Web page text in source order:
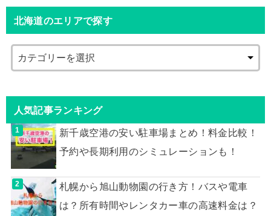
北海道のエリアで探す
人気記事ランキング
新千歳空港の安い駐車場まとめ！料金比較！
予約や長期利用のシミュレーションも！
札幌から旭山動物園の行き方！バスや電車
は？所有時間やレンタカー車の高速料金は？